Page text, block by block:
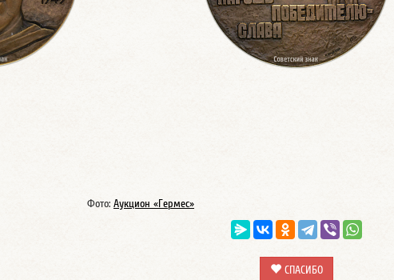
Фото: Аукцион «Гермес»
СПАСИБО